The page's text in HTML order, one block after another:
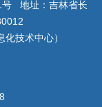
号 地址：吉林省长
技术中心）